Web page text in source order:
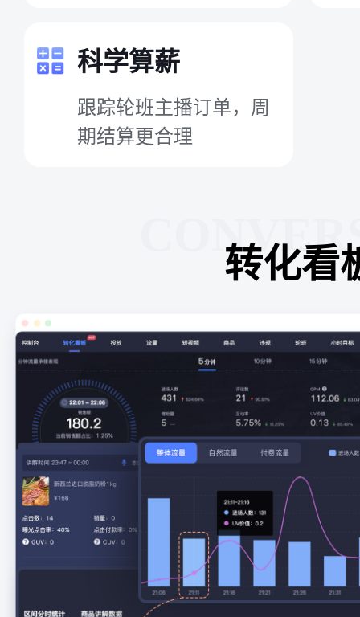
科学算薪
跟踪轮班主播订单，周
期结算更合理
转化看